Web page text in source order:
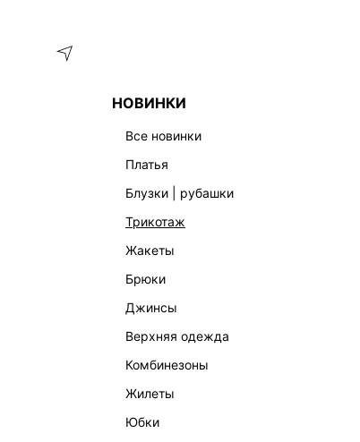
НОВИНКИ
все новинки
платья
блузки | рубашки
трикотаж
жакеты
брюки
джинсы
верхняя одежда
комбинезоны
жилеты
юбки
ОДЕЖДА
ПРЯМЫЕ